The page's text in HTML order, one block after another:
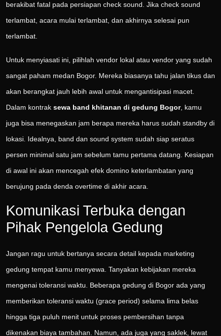
berakibat fatal pada persiapan check sound. Jika check sound
terlambat, acara mulai terlambat, dan akhirnya selesai pun
terlambat.
Untuk menyiasati ini, pilihlah vendor lokal atau vendor yang sudah
sangat paham medan Bogor. Mereka biasanya tahu jalan tikus dan
akan berangkat jauh lebih awal untuk mengantisipasi macet.
Dalam kontrak sewa band khitanan di gedung Bogor, kamu
juga bisa menegaskan jam berapa mereka harus sudah standby di
lokasi. Idealnya, band dan sound system sudah siap seratus
persen minimal satu jam sebelum tamu pertama datang. Kesiapan
di awal ini akan mencegah efek domino keterlambatan yang
berujung pada denda overtime di akhir acara.
Komunikasi Terbuka dengan
Pihak Pengelola Gedung
Jangan ragu untuk bertanya secara detail kepada marketing
gedung tempat kamu menyewa. Tanyakan kebijakan mereka
mengenai toleransi waktu. Beberapa gedung di Bogor ada yang
memberikan toleransi waktu (grace period) selama lima belas
hingga tiga puluh menit untuk proses pembersihan tanpa
dikenakan biaya tambahan. Namun, ada juga yang saklek, lewat